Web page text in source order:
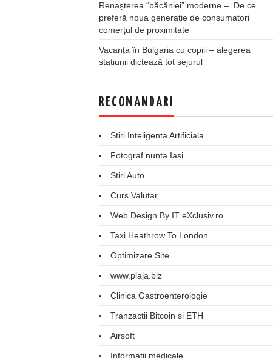
Renașterea “băcăniei” moderne – De ce
preferă noua generație de consumatori
comerțul de proximitate
Vacanța în Bulgaria cu copiii – alegerea
stațiunii dictează tot sejurul
RECOMANDARI
Stiri Inteligenta Artificiala
Fotograf nunta Iasi
Stiri Auto
Curs Valutar
Web Design By IT eXclusiv.ro
Taxi Heathrow To London
Optimizare Site
www.plaja.biz
Clinica Gastroenterologie
Tranzactii Bitcoin si ETH
Airsoft
Informatii medicale